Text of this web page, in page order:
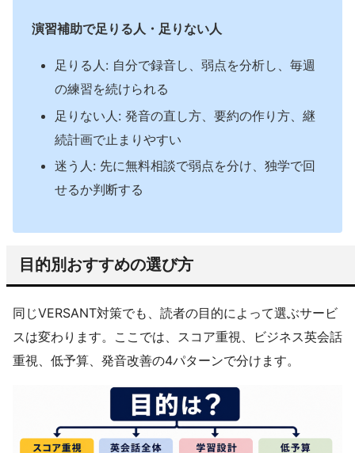
演習補助で足りる人・足りない人
足りる人: 自分で録音し、弱点を分析し、毎週
の練習を続けられる
足りない人: 発音の直し方、要約の作り方、継
続計画で止まりやすい
迷う人: 先に無料相談で弱点を分け、独学で回
せるか判断する
目的別おすすめの選び方
同じVERSANT対策でも、読者の目的によって選ぶサービ
スは変わります。ここでは、スコア重視、ビジネス英会話
重視、低予算、発音改善の4パターンで分けます。